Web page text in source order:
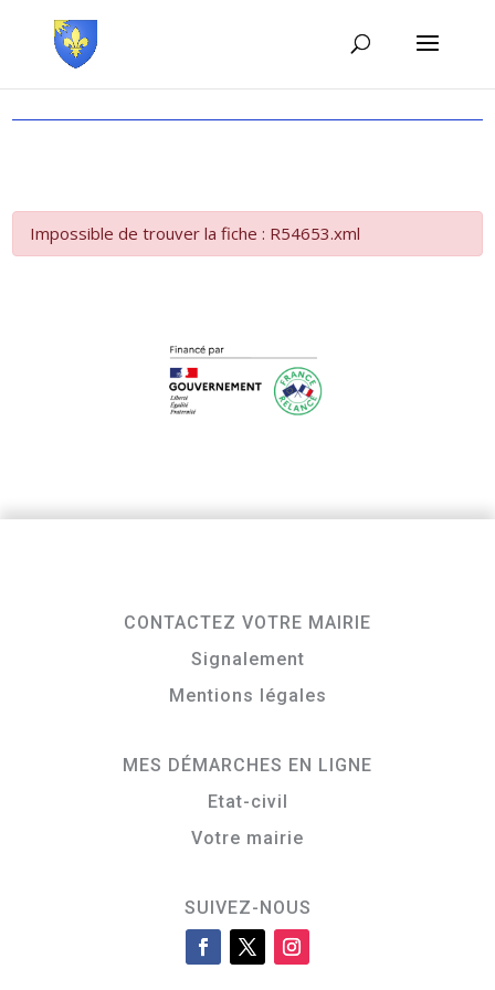
Impossible de trouver la fiche : R54653.xml
CONTACTEZ VOTRE MAIRIE
Signalement
Mentions légales
MES DÉMARCHES EN LIGNE
Etat-civil
Votre mairie
SUIVEZ-NOUS